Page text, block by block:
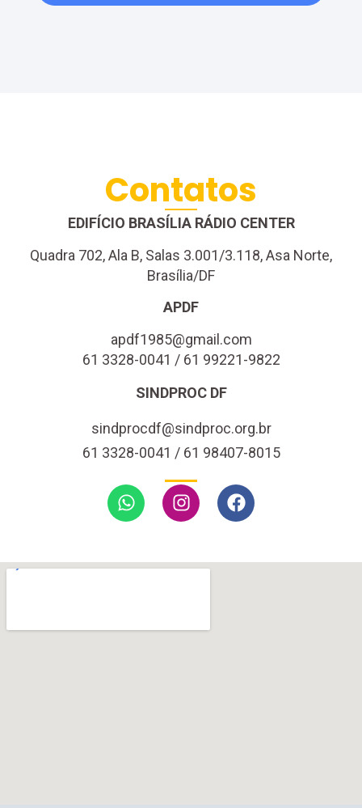
Contatos
EDIFÍCIO BRASÍLIA RÁDIO CENTER
Quadra 702, Ala B, Salas 3.001/3.118, Asa Norte,
Brasília/DF
APDF
apdf1985@gmail.com
61 3328-0041 / 61 99221-9822
SINDPROC DF
sindprocdf@sindproc.org.br
61 3328-0041 / 61 98407-8015